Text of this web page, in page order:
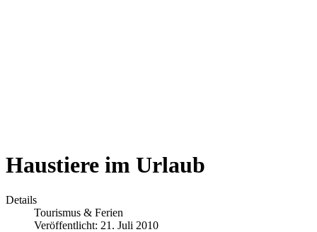
Haustiere im Urlaub
Details
Tourismus & Ferien
Veröffentlicht: 21. Juli 2010